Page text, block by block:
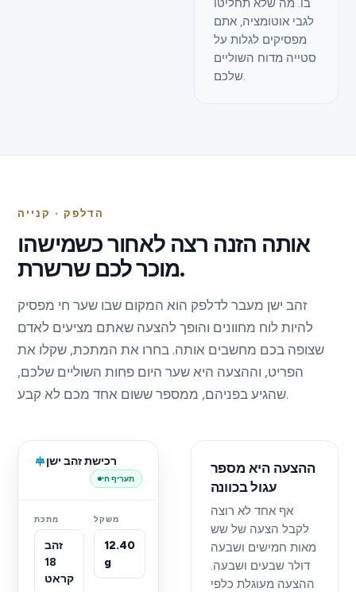
בו. מה שלא תחליטו
לגבי אוטומציה, אתם
מפסיקים לגלות על
סטייה מדוח השוליים
שלכם.
הדלפק · קנייה
אותה הזנה רצה לאחור כשמישהו
מוכר לכם שרשרת.
זהב ישן מעבר לדלפק הוא המקום שבו שער חי מפסיק
להיות לוח מחוונים והופך להצעה שאתם מציעים לאדם
שצופה בכם מחשבים אותה. בחרו את המתכת, שקלו את
הפריט, וההצעה היא שער היום פחות השוליים שלכם,
שהגיע בפניהם, ממספר ששום אחד מכם לא קבע.
רכישת זהב ישן
תעריף חי
מתכת
זהב
18
קראט
משקל
12.40
g
ההצעה היא מספר
עגול בכוונה
אף אחד לא רוצה
לקבל הצעה של שש
מאות חמישים ושבעה
דולר שבעים ושבעה.
ההצעה מעוגלת כלפי